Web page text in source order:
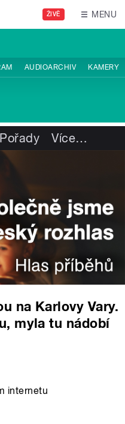
ŽIVĚ MENU
AUDIOARCHIV KAMERY
Pořady Více…
na Karlovy Vary.
myla tu nádobí
internetu